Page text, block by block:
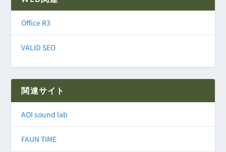
Office R3
VALID SEO
関連サイト
AOI sound lab
FAUN TIME